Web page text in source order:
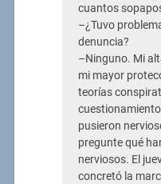
cuantos
–¿Tuvo
denuncia?
–Ninguno. Mi
mi mayor
teorías
pusieron
pregunte qué
nerviosos. El
concretó la